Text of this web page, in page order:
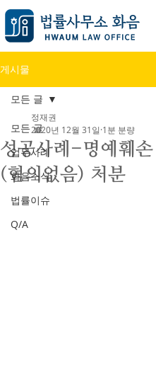
게시물
모든 글
업무사례
화음소식
법률이슈
Q/A
모든 글
성공사례-명예훼
(혐의없음) 처분
정재권
2020년 12월 31일 1분 분량